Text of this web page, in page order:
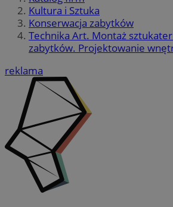
Kultura i Sztuka
Konserwacja zabytków
Technika Art. Montaż
zabytków. Projektowanie
reklama